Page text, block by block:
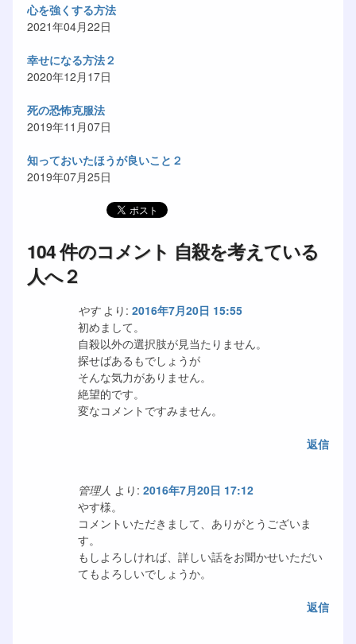
心を強くする方法
2021年04月22日
幸せになる方法２
2020年12月17日
死の恐怖克服法
2019年11月07日
知っておいたほうが良いこと２
2019年07月25日
104 件のコメント 自殺を考えている
人へ２
やす より: 2016年7月20日 15:55
初めまして。
自殺以外の選択肢が見当たりません。
探せばあるもでしょうが
そんな気力がありません。
絶望的です。
変なコメントですみません。
返信
管理人 より: 2016年7月20日 17:12
やす様。
コメントいただきまして、ありがとうございま
す。
もしよろしければ、詳しい話をお聞かせいただい
てもよろしいでしょうか。
返信